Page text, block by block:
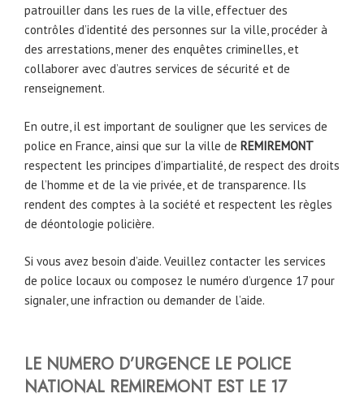
patrouiller dans les rues de la ville, effectuer des
contrôles d’identité des personnes sur la ville, procéder à
des arrestations, mener des enquêtes criminelles, et
collaborer avec d’autres services de sécurité et de
renseignement.
En outre, il est important de souligner que les services de
police en France, ainsi que sur la ville de REMIREMONT
respectent les principes d’impartialité, de respect des droits
de l’homme et de la vie privée, et de transparence. Ils
rendent des comptes à la société et respectent les règles
de déontologie policière.
Si vous avez besoin d’aide. Veuillez contacter les services
de police locaux ou composez le numéro d’urgence 17 pour
signaler, une infraction ou demander de l’aide.
LE NUMERO D’URGENCE LE POLICE
NATIONAL REMIREMONT EST LE 17